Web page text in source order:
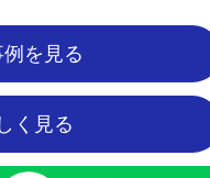
を見る
く見る